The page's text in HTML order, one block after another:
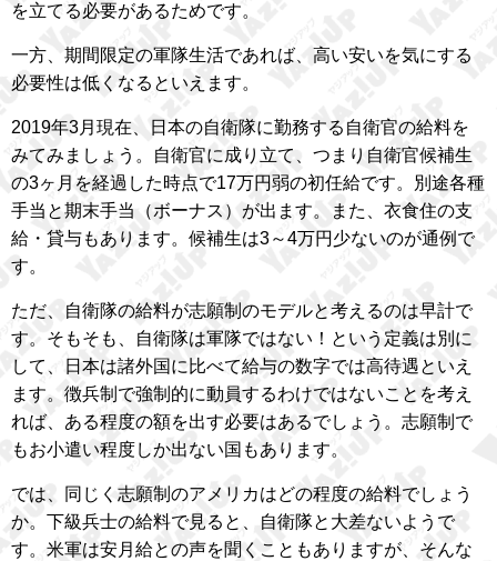
を立てる必要があるためです。
一方、期間限定の軍隊生活であれば、高い安いを気にする
必要性は低くなるといえます。
2019年3月現在、日本の自衛隊に勤務する自衛官の給料を
みてみましょう。自衛官に成り立て、つまり自衛官候補生
の3ヶ月を経過した時点で17万円弱の初任給です。別途各種
手当と期末手当（ボーナス）が出ます。また、衣食住の支
給・貸与もあります。候補生は3～4万円少ないのが通例で
す。
ただ、自衛隊の給料が志願制のモデルと考えるのは早計で
す。そもそも、自衛隊は軍隊ではない！という定義は別に
して、日本は諸外国に比べて給与の数字では高待遇といえ
ます。徴兵制で強制的に動員するわけではないことを考え
れば、ある程度の額を出す必要はあるでしょう。志願制で
もお小遣い程度しか出ない国もあります。
では、同じく志願制のアメリカはどの程度の給料でしょう
か。下級兵士の給料で見ると、自衛隊と大差ないようで
す。米軍は安月給との声を聞くこともありますが、そんな